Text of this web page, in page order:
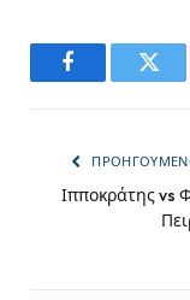
Facebook
Ιπποκράτης vs